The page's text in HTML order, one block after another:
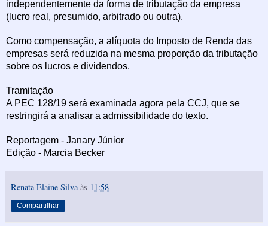
independentemente da forma de tributação da empresa
(lucro real, presumido, arbitrado ou outra).
Como compensação, a alíquota do Imposto de Renda das
empresas será reduzida na mesma proporção da tributação
sobre os lucros e dividendos.
Tramitação
A PEC 128/19 será examinada agora pela CCJ, que se
restringirá a analisar a admissibilidade do texto.
Reportagem - Janary Júnior
Edição - Marcia Becker
Renata Elaine Silva às 11:58
Compartilhar